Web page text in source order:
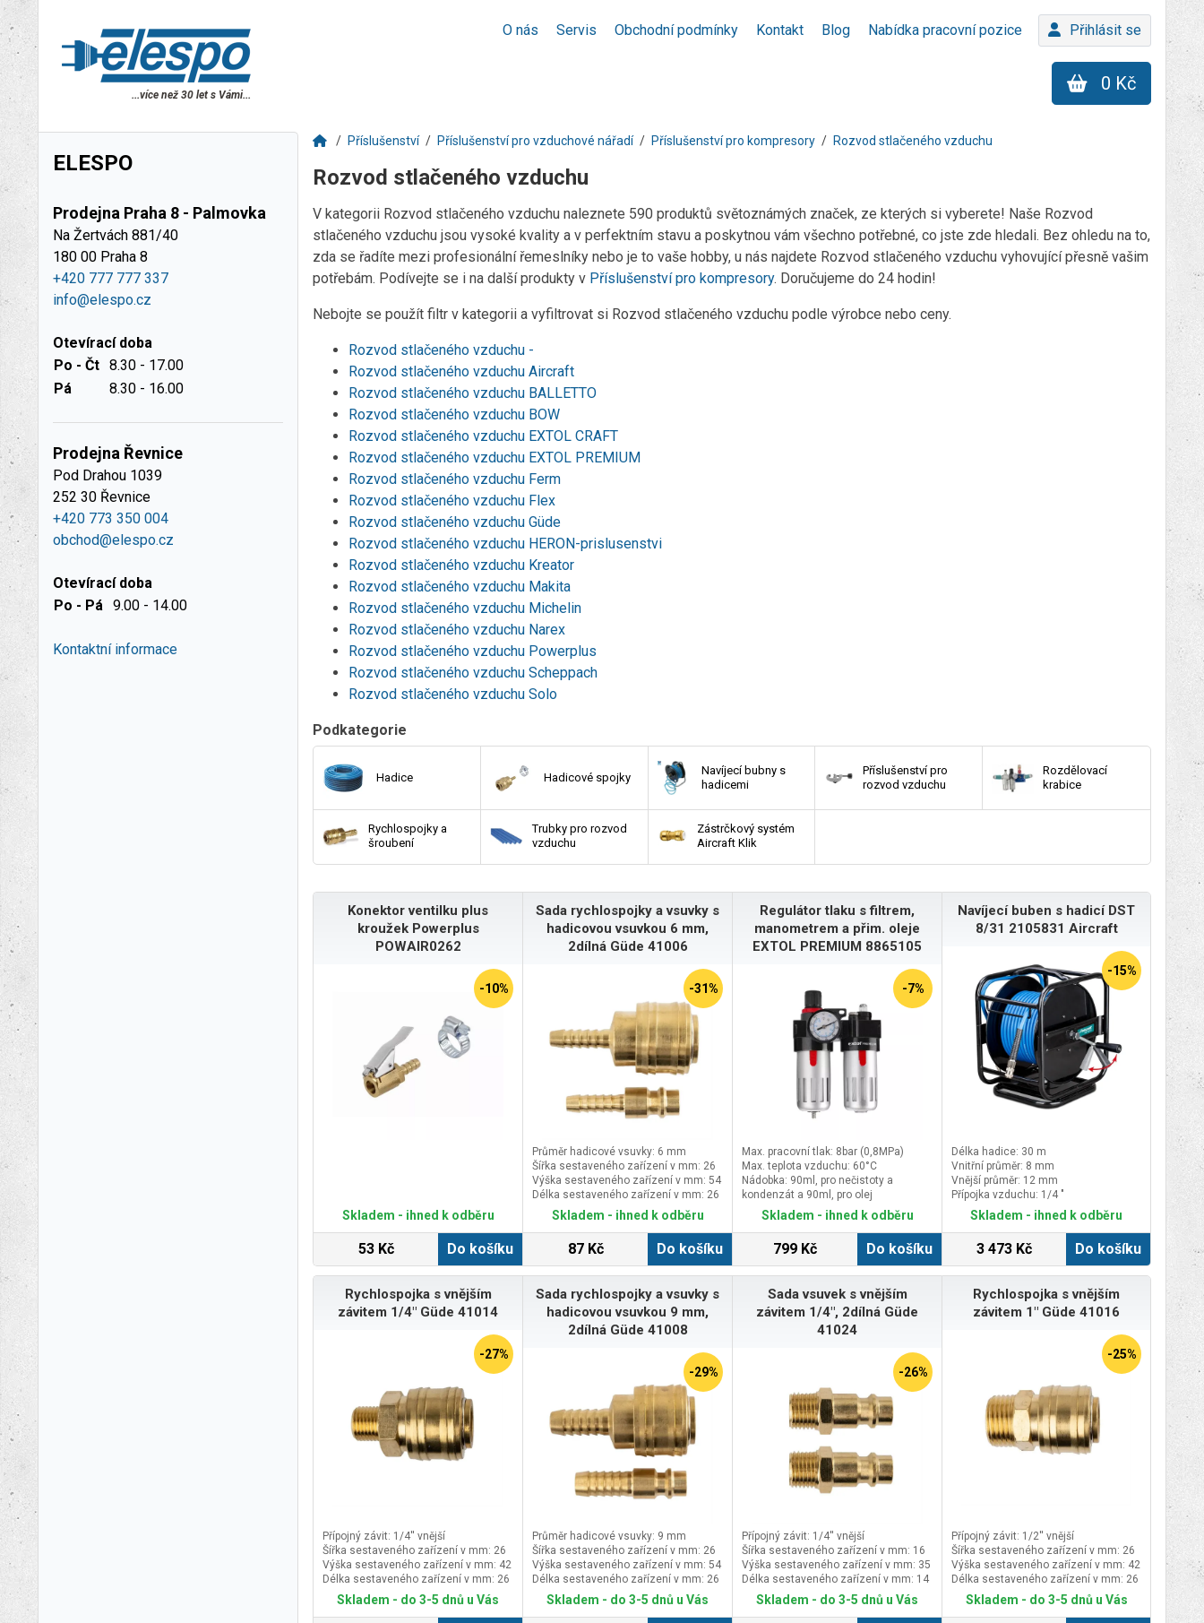
O nás Servis Obchodní podmínky Kontakt Blog Nabídka pracovní pozice Přihlásit se
...více než 30 let s Vámi...
0 Kč
ELESPO
Prodejna Praha 8 - Palmovka
Na Žertvách 881/40
180 00 Praha 8
+420 777 777 337
info@elespo.cz
Otevírací doba
Po - Čt 8.30 - 17.00
Pá
8.30 - 16.00
Prodejna Řevnice
Pod Drahou 1039
252 30 Řevnice
+420 773 350 004
obchod@elespo.cz
Otevírací doba
Po - Pá 9.00 - 14.00
Kontaktní informace
Příslušenství Příslušenství pro vzduchové nářadí Příslušenství pro kompresory Rozvod stlačeného vzduchu
Rozvod stlačeného vzduchu
V kategorii Rozvod stlačeného vzduchu naleznete 590 produktů světoznámých značek, ze kterých si vyberete! Naše Rozvod
stlačeného vzduchu jsou vysoké kvality a v perfektním stavu a poskytnou vám všechno potřebné, co jste zde hledali. Bez ohledu na to,
zda se řadíte mezi profesionální řemeslníky nebo je to vaše hobby, u nás najdete Rozvod stlačeného vzduchu vyhovující přesně vašim
potřebám. Podívejte se i na další produkty v Příslušenství pro kompresory. Doručujeme do 24 hodin!
Nebojte se použít filtr v kategorii a vyfiltrovat si Rozvod stlačeného vzduchu podle výrobce nebo ceny.
Rozvod stlačeného vzduchu -
Rozvod stlačeného vzduchu Aircraft
Rozvod stlačeného vzduchu BALLETTO
Rozvod stlačeného vzduchu BOW
Rozvod stlačeného vzduchu EXTOL CRAFT
Rozvod stlačeného vzduchu EXTOL PREMIUM
Rozvod stlačeného vzduchu Ferm
Rozvod stlačeného vzduchu Flex
Rozvod stlačeného vzduchu Güde
Rozvod stlačeného vzduchu HERON-prislusenstvi
Rozvod stlačeného vzduchu Kreator
Rozvod stlačeného vzduchu Makita
Rozvod stlačeného vzduchu Michelin
Rozvod stlačeného vzduchu Narex
Rozvod stlačeného vzduchu Powerplus
Rozvod stlačeného vzduchu Scheppach
Rozvod stlačeného vzduchu Solo
Podkategorie
Hadice Hadicové spojky
Navíjecí bubny s
hadicemi
Příslušenství pro
rozvod vzduchu
Rozdělovací
krabice
Rychlospojky a
šroubení
Trubky pro rozvod
vzduchu
Zástrčkový systém
Aircraft Klik
Konektor ventilku plus
kroužek Powerplus
POWAIR0262
-10%
Skladem - ihned k odběru
53 Kč Do košíku
Sada rychlospojky a vsuvky s
hadicovou vsuvkou 6 mm,
2dílná Güde 41006
-31%
Průměr hadicové vsuvky: 6 mm
Šířka sestaveného zařízení v mm: 26
Výška sestaveného zařízení v mm: 54
Délka sestaveného zařízení v mm: 26
Skladem - ihned k odběru
87 Kč Do košíku
Regulátor tlaku s filtrem,
manometrem a přim. oleje
EXTOL PREMIUM 8865105
-7%
Max. pracovní tlak: 8bar (0,8MPa)
Max. teplota vzduchu: 60°C
Nádobka: 90ml, pro nečistoty a
kondenzát a 90ml, pro olej
Typ koncovky: závit G 1/4"
Skladem - ihned k odběru
799 Kč Do košíku
Navíjecí buben s hadicí DST
8/31 2105831 Aircraft
-15%
Délka hadice: 30 m
Vnitřní průměr: 8 mm
Vnější průměr: 12 mm
Přípojka vzduchu: 1/4 "
Skladem - ihned k odběru
3 473 Kč Do košíku
Rychlospojka s vnějším
závitem 1/4" Güde 41014
-27%
Přípojný závit: 1/4'' vnější
Šířka sestaveného zařízení v mm: 26
Výška sestaveného zařízení v mm: 42
Délka sestaveného zařízení v mm: 26
Skladem - do 3-5 dnů u Vás
Sada rychlospojky a vsuvky s
hadicovou vsuvkou 9 mm,
2dílná Güde 41008
-29%
Průměr hadicové vsuvky: 9 mm
Šířka sestaveného zařízení v mm: 26
Výška sestaveného zařízení v mm: 54
Délka sestaveného zařízení v mm: 26
Skladem - do 3-5 dnů u Vás
Sada vsuvek s vnějším
závitem 1/4", 2dílná Güde
41024
-26%
Přípojný závit: 1/4'' vnější
Šířka sestaveného zařízení v mm: 16
Výška sestaveného zařízení v mm: 35
Délka sestaveného zařízení v mm: 14
Skladem - do 3-5 dnů u Vás
Rychlospojka s vnějším
závitem 1" Güde 41016
-25%
Přípojný závit: 1/2'' vnější
Šířka sestaveného zařízení v mm: 26
Výška sestaveného zařízení v mm: 42
Délka sestaveného zařízení v mm: 26
Skladem - do 3-5 dnů u Vás